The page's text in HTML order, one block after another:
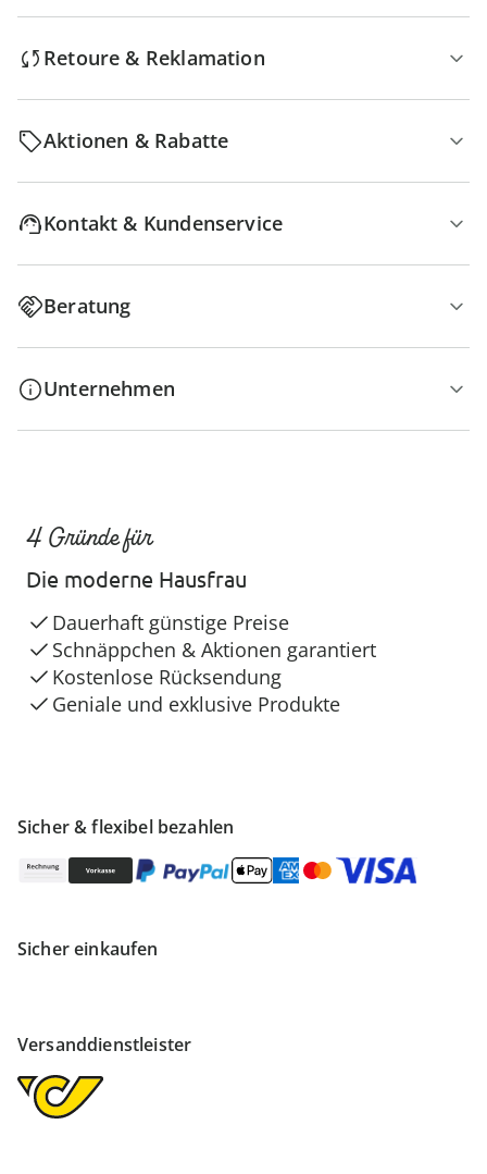
Retoure & Reklamation
Aktionen & Rabatte
Kontakt & Kundenservice
Beratung
Unternehmen
Sicher & flexibel bezahlen
Sicher einkaufen
Versanddienstleister
4 Gründe für
Die moderne Hausfrau
Dauerhaft günstige Preise
Schnäppchen & Aktionen garantiert
Kostenlose Rücksendung
Geniale und exklusive Produkte